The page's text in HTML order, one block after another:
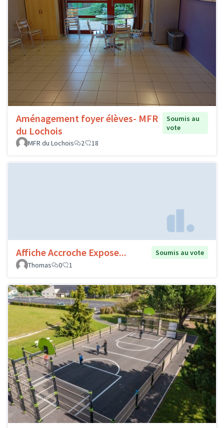
Aménagement foyer élèves- MFR
du Lochois
Soumis au
vote
MFR du Lochois
2 18
Affiche Accroche Expose...
Soumis au vote
Thomas
0 1